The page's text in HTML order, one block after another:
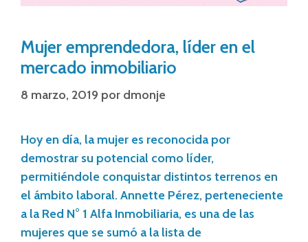
Mujer emprendedora, líder en el
mercado inmobiliario
8 marzo, 2019 por dmonje
Hoy en día, la mujer es reconocida por
demostrar su potencial como líder,
permitiéndole conquistar distintos terrenos en
el ámbito laboral. Annette Pérez, perteneciente
a la Red N° 1 Alfa Inmobiliaria, es una de las
mujeres que se sumó a la lista de